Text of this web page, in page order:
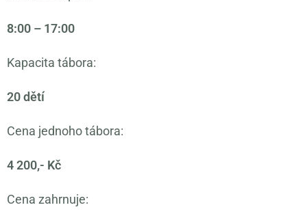
8:00 – 17:00
Kapacita tábora:
20 dětí
Cena jednoho tábora:
4 200,- Kč
Cena zahrnuje: